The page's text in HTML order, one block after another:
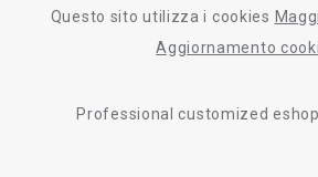
Tescoma nel mondo
informativa whistleblowing
Questo sito utilizza i cookies
Aggiornamento
Professional customized eshop